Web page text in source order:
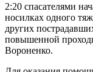
2:20 спасателями
носилках одного
других
повышенной
Вороненко.